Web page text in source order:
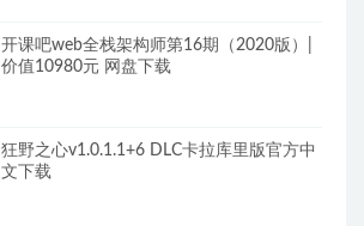
开课吧web全栈架构师第16期（2020版）|
价值10980元 网盘下载
狂野之心v1.0.1.1+6 DLC卡拉库里版官方中
文下载